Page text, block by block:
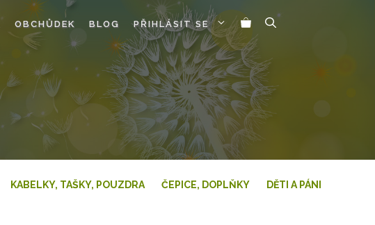
OBCHŮDEK BLOG PŘIHLÁSIT SE
KABELKY, TAŠKY, POUZDRA ČEPICE, DOPLŇKY
DĚTI A PÁNI